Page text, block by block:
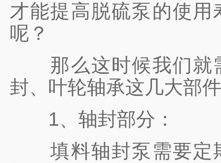
才能提高脱硫泵的使
呢？
那么这时候我们就需
封、叶轮轴承这几大部
1、轴封部分：
填料轴封泵需要定期